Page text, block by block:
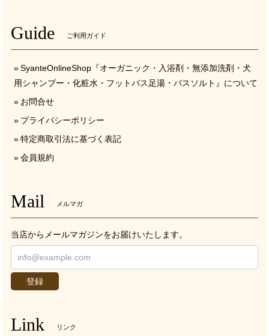
Guide ご利用ガイド
SyanteOnlineShop『オーガニック・入浴剤・無添加洗剤・犬
用シャンプー・化粧水・フットバス足湯・バスソルト』について
お問合せ
プライバシーポリシー
特定商取引法に基づく表記
会員規約
Mail メルマガ
当店からメールマガジンをお届けいたします。
登録
Link リンク